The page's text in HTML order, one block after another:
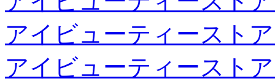
アイビューティースト
アイビューティースト